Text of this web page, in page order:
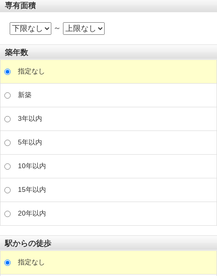
専有面積
～
築年数
指定なし
新築
3年以内
5年以内
10年以内
15年以内
20年以内
駅からの徒歩
指定なし